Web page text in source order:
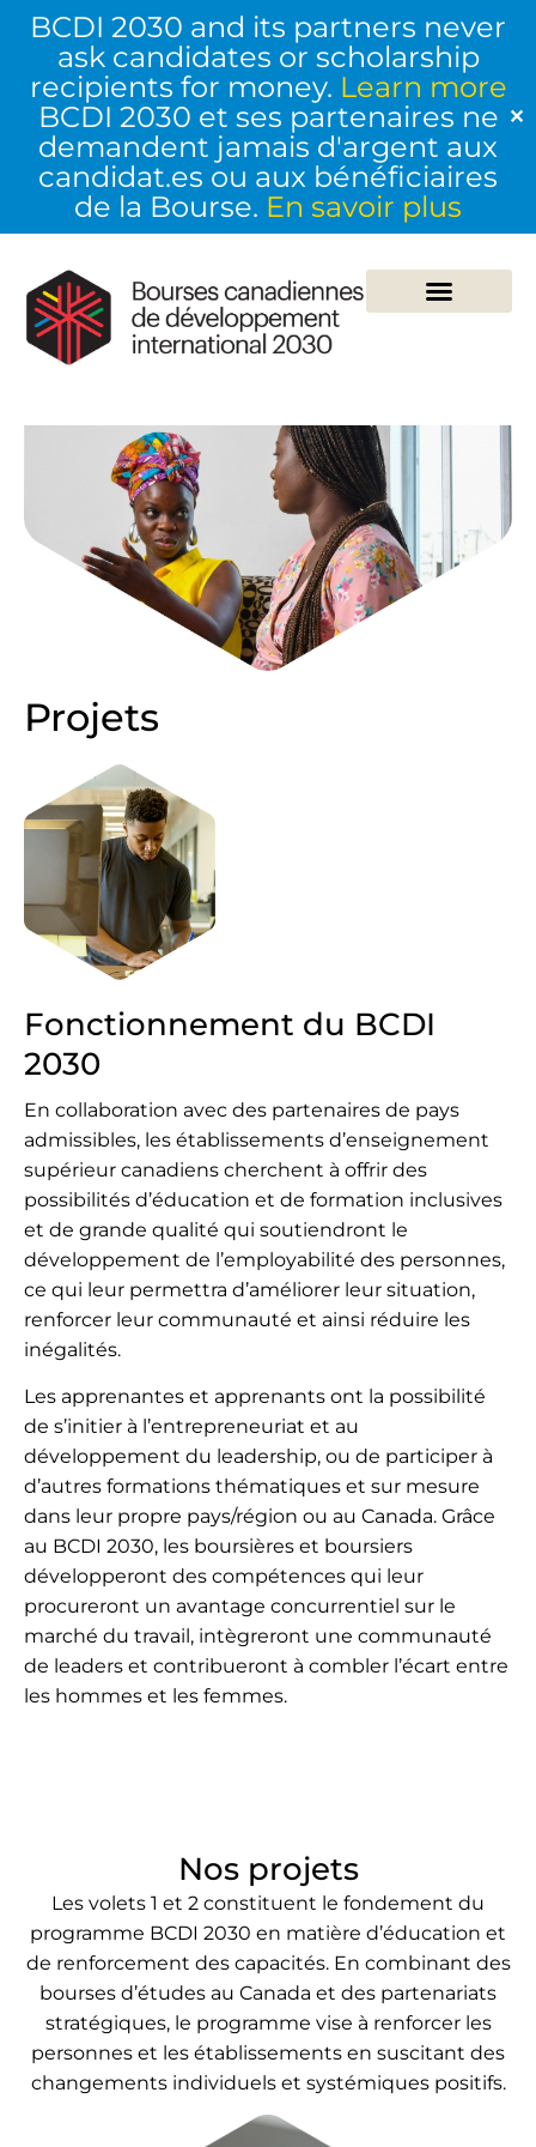
BCDI 2030 and its partners never
ask candidates or scholarship
recipients for money. Learn more
BCDI 2030 et ses partenaires ne
demandent jamais d'argent aux
candidat.es ou aux bénéficiaires
de la Bourse. En savoir plus
✕
Projets
Fonctionnement du BCDI
2030
En collaboration avec des partenaires de pays
admissibles, les établissements d’enseignement
supérieur canadiens cherchent à offrir des
possibilités d’éducation et de formation inclusives
et de grande qualité qui soutiendront le
développement de l’employabilité des personnes,
ce qui leur permettra d’améliorer leur situation,
renforcer leur communauté et ainsi réduire les
inégalités.
Les apprenantes et apprenants ont la possibilité
de s’initier à l’entrepreneuriat et au
développement du leadership, ou de participer à
d’autres formations thématiques et sur mesure
dans leur propre pays/région ou au Canada. Grâce
au BCDI 2030, les boursières et boursiers
développeront des compétences qui leur
procureront un avantage concurrentiel sur le
marché du travail, intègreront une communauté
de leaders et contribueront à combler l’écart entre
les hommes et les femmes.
Nos projets
Les volets 1 et 2 constituent le fondement du
programme BCDI 2030 en matière d’éducation et
de renforcement des capacités. En combinant des
bourses d’études au Canada et des partenariats
stratégiques, le programme vise à renforcer les
personnes et les établissements en suscitant des
changements individuels et systémiques positifs.